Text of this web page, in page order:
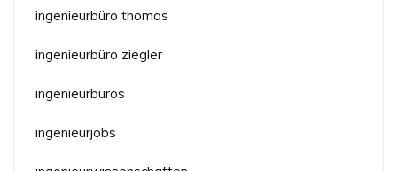
ingenieurbüro thomas
ingenieurbüro ziegler
ingenieurbüros
ingenieurjobs